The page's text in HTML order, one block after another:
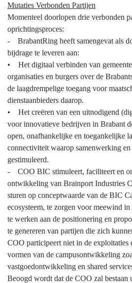
Mutaties Verbonden Partijen
Momenteel doorlopen drie verbonden
oprichtingsproces:
- BrabantRing heeft samengevat als
bijdrage te leveren aan:
• Het digitaal verbinden van
organisaties en burgers over de
de laagdrempelige toegang voor
dienstaanbieders daarop.
• Het creëren van een uitnodigend
voor innovatieve bedrijven in Brabant
open, onafhankelijke en toegankelijke
connectiviteit waarop samenwerking
gestimuleerd.
- COO BIC stimuleert, faciliteert en
ontwikkeling van Brainport Industries
sturen op conceptwaarde van de BIC
ecosysteem, te zorgen voor meewind
te werken aan de positionering en
te genereren van partijen die zich
COO participeert niet in de exploitaties
vormen van de campusontwikkeling
vastgoedontwikkeling en shared
Beoogd wordt dat de COO zal bestaan